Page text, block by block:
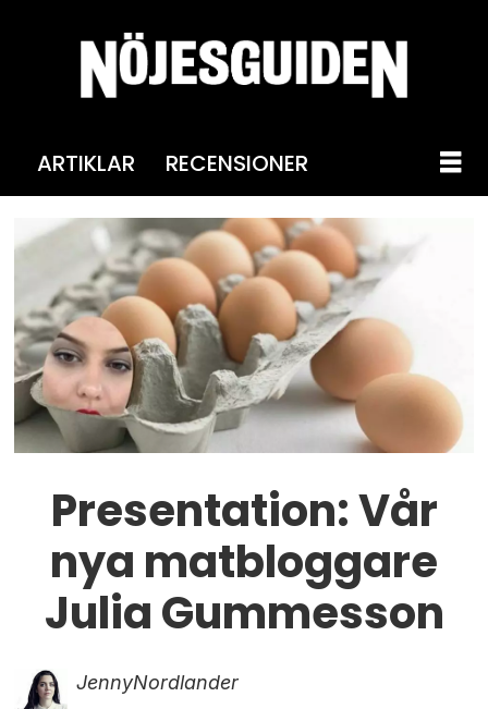
ARTIKLAR RECENSIONER
Presentation: Vår
nya matbloggare
Julia Gummesson
JennyNordlander